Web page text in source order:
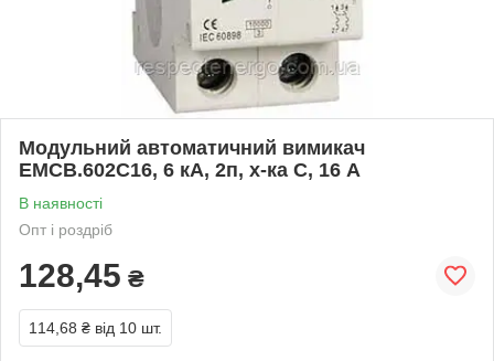
Модульний автоматичний вимикач
EMCB.602C16, 6 кА, 2п, х-ка С, 16 А
В наявності
Опт і роздріб
128,45 ₴
114,68 ₴ від 10 шт.